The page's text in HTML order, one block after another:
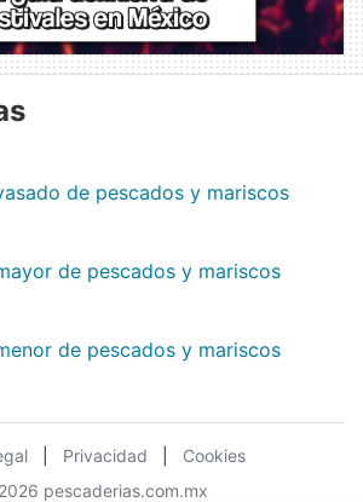
de pescados y mariscos
de pescados y mariscos
de pescados y mariscos
Privacidad
Cookies
pescaderias.com.mx